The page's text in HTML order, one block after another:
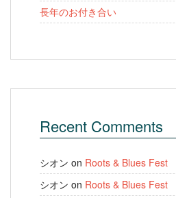
長年のお付き合い
Recent Comments
シオン on Roots & Blues Fest
シオン on Roots & Blues Fest